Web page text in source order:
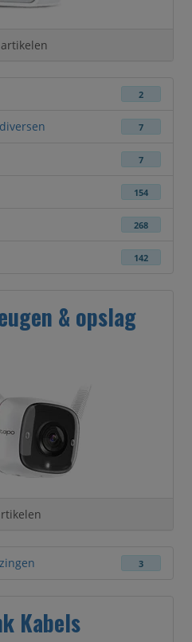
2
7
7
154
268
142
& opslag
3
Kabels